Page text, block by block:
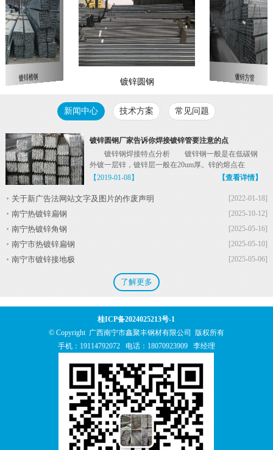
镀锌槽钢 镀锌圆钢 镀锌方管
新闻中心 技术方案 常见问题
镀锌圆钢厂家告诉你焊接镀锌管要注意的点
镀锌钢焊接特点分析 镀锌钢一般是在低碳钢
外镀一层锌，镀锌层一般在20um厚。锌的熔点在
419°C，...
【2019-01-08】 【查看详情】
[2022-01-18]
关于新广告法网站文字及图片的作废声明
[2025-10-12]
南宁热镀锌扁钢
[2025-05-16]
南宁热镀锌角钢
[2025-05-10]
南宁市热镀锌扁钢
[2025-05-06]
南宁市镀锌接地极
了解更多
桂ICP备2024025213号-1
© Copyright 广西南宁市鑫聚丰钢材有限公司 版权所有
手机： 19114792072电话： 18070923909李经理